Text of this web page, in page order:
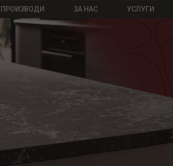
ПРОИЗВОДИ ЗА НАС УСЛУГИ